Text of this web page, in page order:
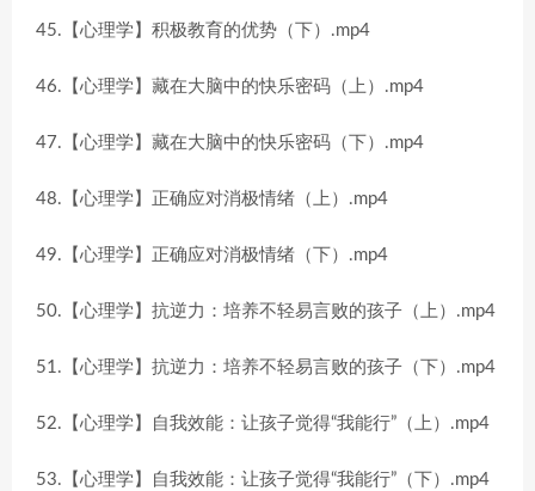
45.【心理学】积极教育的优势（下）.mp4
46.【心理学】藏在大脑中的快乐密码（上）.mp4
47.【心理学】藏在大脑中的快乐密码（下）.mp4
48.【心理学】正确应对消极情绪（上）.mp4
49.【心理学】正确应对消极情绪（下）.mp4
50.【心理学】抗逆力：培养不轻易言败的孩子（上）.mp4
51.【心理学】抗逆力：培养不轻易言败的孩子（下）.mp4
52.【心理学】自我效能：让孩子觉得“我能行”（上）.mp4
53.【心理学】自我效能：让孩子觉得“我能行”（下）.mp4